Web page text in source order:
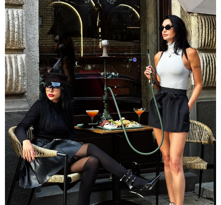
თბილისი - ჰერაკლიონი 1623.80
ლარიდან
თბილისი - ბუდაპეშტი 1132.00
ლარიდან
თბილისი - რომი 1594.70 ლარიდან